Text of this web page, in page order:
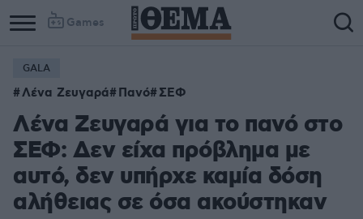
Games
GALA
Λένα Ζευγαρά Πανό ΣΕΦ
Λένα Ζευγαρά για το πανό στο
ΣΕΦ: Δεν είχα πρόβλημα με
αυτό, δεν υπήρχε καμία δόση
αλήθειας σε όσα ακούστηκαν